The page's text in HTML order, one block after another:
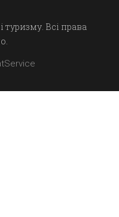
туризму. Всі права